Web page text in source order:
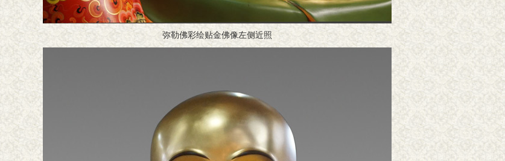
弥勒佛彩绘贴金佛像左侧近照